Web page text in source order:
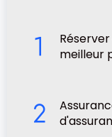
meilleur